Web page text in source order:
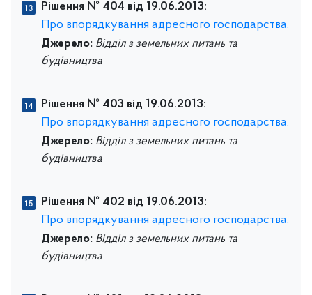
Рішення № 404 від 19.06.2013:
Про впорядкування адресного господарства.
Джерело: Відділ з земельних питань та
будівництва
Рішення № 403 від 19.06.2013:
Про впорядкування адресного господарства.
Джерело: Відділ з земельних питань та
будівництва
Рішення № 402 від 19.06.2013:
Про впорядкування адресного господарства.
Джерело: Відділ з земельних питань та
будівництва